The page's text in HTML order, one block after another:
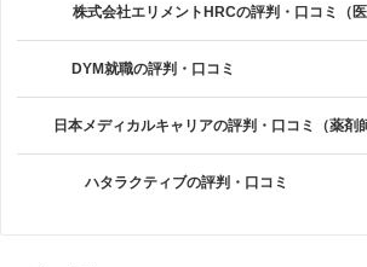
株式会社エリメントHRCの評判・口コミ（
DYM就職の評判・口コミ
日本メディカルキャリアの評判・口コミ（薬剤
ハタラクティブの評判・口コミ